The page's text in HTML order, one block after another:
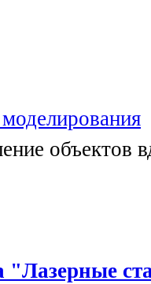
объектов
"Лазерные